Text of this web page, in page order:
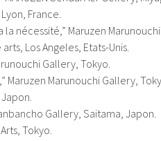
France.
nécessité,” Maruzen
Los Angeles, Etats-Unis.
Gallery, Tokyo.
Maruzen Marunouchi Gallery,
Gallery, Saitama, Japon.
Tokyo.